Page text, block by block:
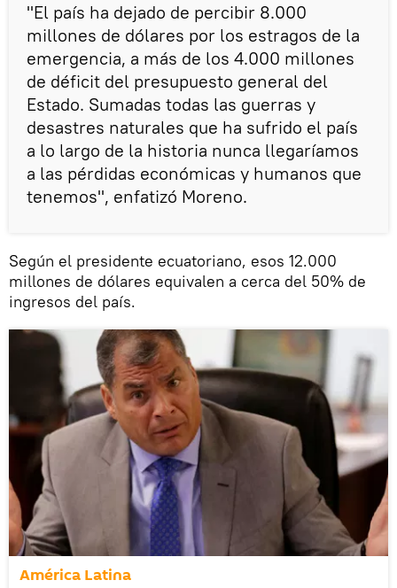
"El país ha dejado de percibir 8.000
millones de dólares por los estragos de la
emergencia, a más de los 4.000 millones
de déficit del presupuesto general del
Estado. Sumadas todas las guerras y
desastres naturales que ha sufrido el país
a lo largo de la historia nunca llegaríamos
a las pérdidas económicas y humanos que
tenemos", enfatizó Moreno.
Según el presidente ecuatoriano, esos 12.000
millones de dólares equivalen a cerca del 50% de
ingresos del país.
América Latina